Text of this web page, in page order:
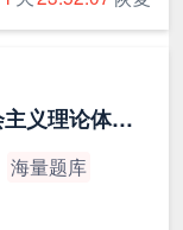
15041 毛泽东思想和中国特色社会主义理论体系概论（最新版）
海量题库